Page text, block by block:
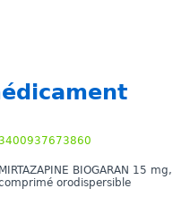
3400937673860
MIRTAZAPINE BIOGARAN 15 mg,
orodispersible